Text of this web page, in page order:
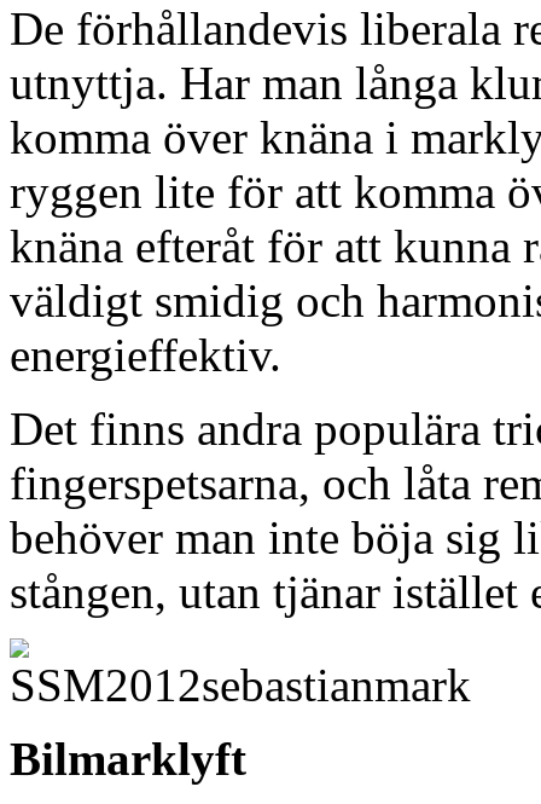
De förhållandevis liberala
utnyttja. Har man långa
komma över knäna i
ryggen lite för att komma
knäna efteråt för att kunna
väldigt smidig och
energieffektiv.
Det finns andra populära
fingerspetsarna, och låta
behöver man inte böja sig
stången, utan tjänar istället
Bilmarklyft